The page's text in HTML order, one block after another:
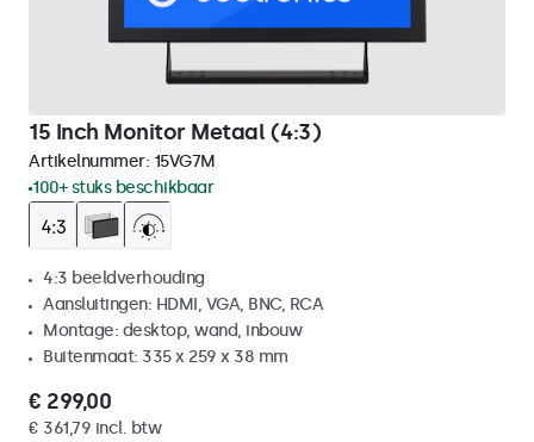
15 Inch Monitor Metaal (4:3)
Artikelnummer: 15VG7M
100+ stuks beschikbaar
4:3 beeldverhouding
Aansluitingen: HDMI, VGA, BNC, RCA
Montage: desktop, wand, inbouw
Buitenmaat: 335 x 259 x 38 mm
€ 299,00
€ 361,79 incl. btw